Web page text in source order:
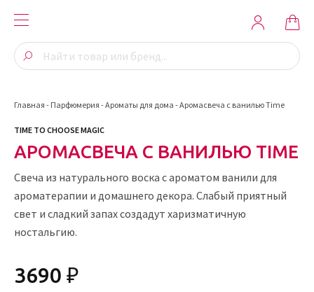
Главная - Парфюмерия -Ароматы для дома -Аромасвеча с ванилью Time
TIME TO CHOOSE MAGIC
АРОМАСВЕЧА С ВАНИЛЬЮ TIME
Свеча из натурального воска с ароматом ванили для
ароматерапии и домашнего декора. Слабый приятный
свет и сладкий запах создадут харизматичную
ностальгию.
3690 ₽